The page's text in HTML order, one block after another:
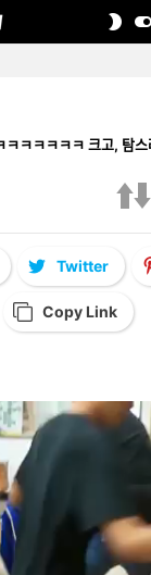
ㅋㅋㅋㅋㅋㅋㅋㅋ 크고,
Twitter
Copy Link